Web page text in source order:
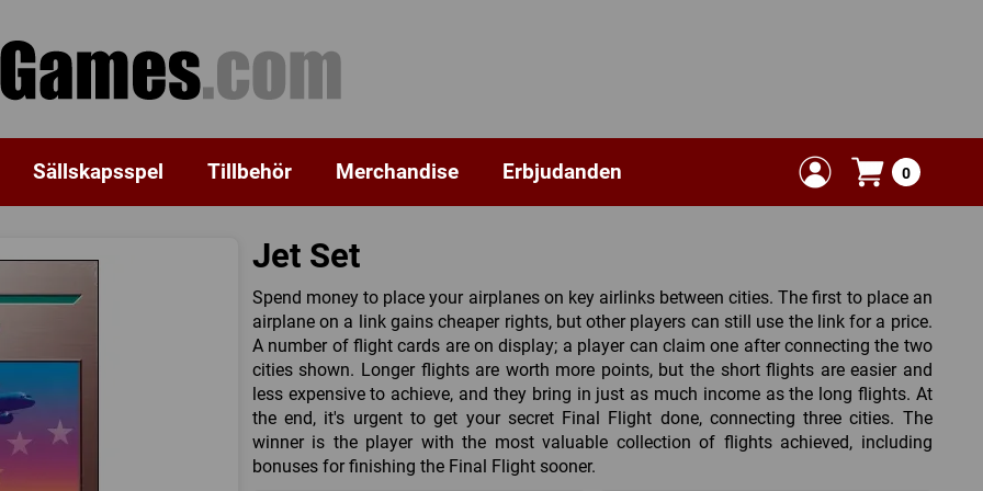
Sällskapsspel Tillbehör Merchandise Erbjudanden 0
Jet Set
Spend money to place your airplanes on key airlinks between cities. The first to place an
airplane on a link gains cheaper rights, but other players can still use the link for a price.
A number of flight cards are on display; a player can claim one after connecting the two
cities shown. Longer flights are worth more points, but the short flights are easier and
less expensive to achieve, and they bring in just as much income as the long flights. At
the end, it's urgent to get your secret Final Flight done, connecting three cities. The
winner is the player with the most valuable collection of flights achieved, including
bonuses for finishing the Final Flight sooner.